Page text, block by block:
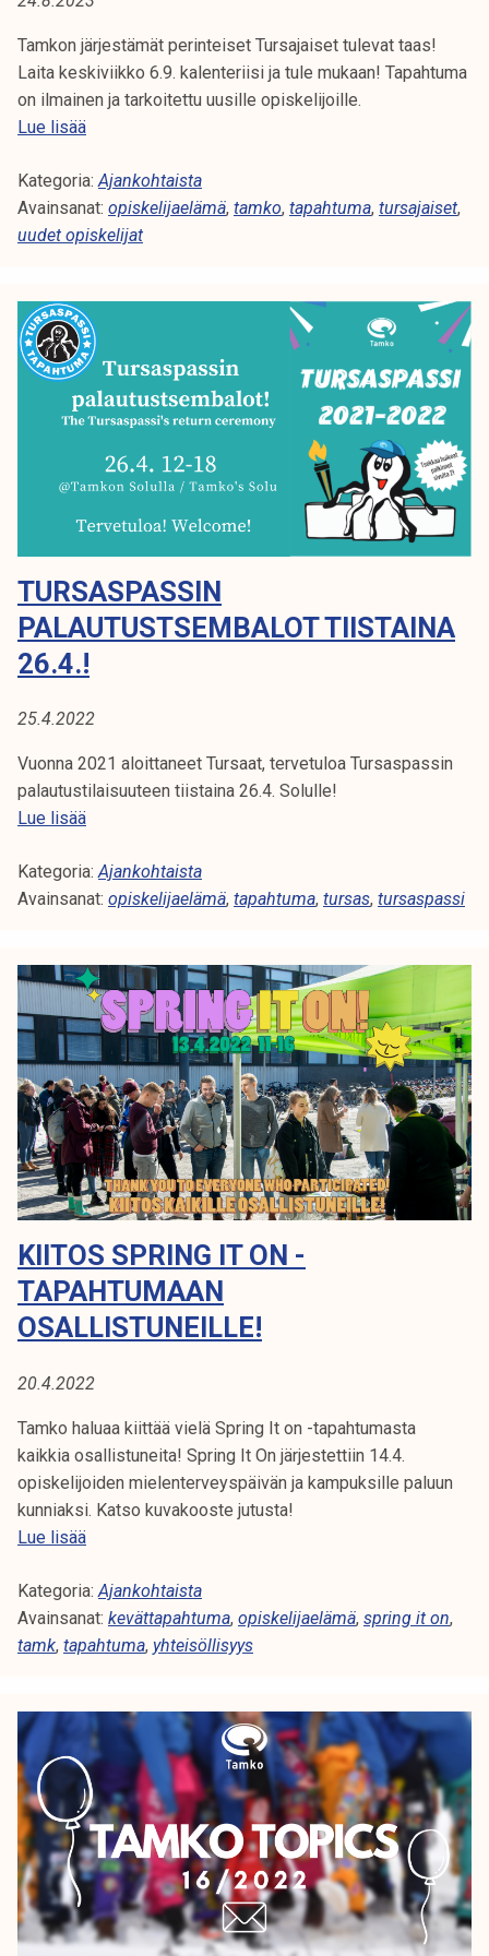
i
k
o
r
e
a
k
u
n
l
i
a
k
n
t
A
:
T
P
A
T
U
Tamkon järjestämät perinteiset Tursajaiset tulevat taas!
Laita keskiviikko 6.9. kalenteriisi ja tule mukaan! Tapahtuma
on ilmainen ja tarkoitettu uusille opiskelijoille.
Lue lisääT
m
k
o
u
r
s
a
i
e
t
6
.
9
.
Kategoria:Ajankohtaista
Avainsanat: opiskelijaelämä, tamko, tapahtuma, tursajaiset,
uudet opiskelijat
TURSASPASSIN
PALAUTUSTSEMBALOT TIISTAINA
26.4.!
25.4.2022
Vuonna 2021 aloittaneet Tursaat, tervetuloa Tursaspassin
palautustilaisuuteen tiistaina 26.4. Solulle!
Lue lisääT
r
s
p
a
s
s
i
n
p
a
l
a
u
t
u
s
s
e
b
a
t
a
i
n
a
2
6
4
Kategoria:Ajankohtaista
Avainsanat: opiskelijaelämä, tapahtuma, tursas, tursaspassi
KIITOS SPRING IT ON -
TAPAHTUMAAN
OSALLISTUNEILLE!
20.4.2022
Tamko haluaa kiittää vielä Spring It on -tapahtumasta
kaikkia osallistuneita! Spring It On järjestettiin 14.4.
opiskelijoiden mielenterveyspäivän ja kampuksille paluun
kunniaksi. Katso kuvakooste jutusta!
Lue lisääK
i
t
o
p
i
n
g
I
O
n
Kategoria: Ajankohtaista
Avainsanat: kevättapahtuma, opiskelijaelämä, spring it on,
tamk, tapahtuma, yhteisöllisyys